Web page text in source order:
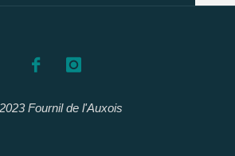
Fournil de l'Auxois